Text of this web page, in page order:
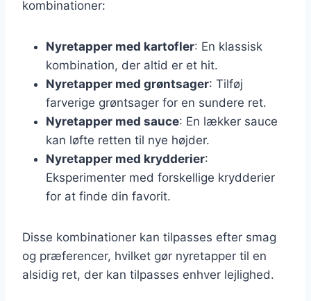
kombinationer:
Nyretapper med kartofler: En klassisk
kombination, der altid er et hit.
Nyretapper med grøntsager: Tilføj
farverige grøntsager for en sundere ret.
Nyretapper med sauce: En lækker sauce
kan løfte retten til nye højder.
Nyretapper med krydderier:
Eksperimenter med forskellige krydderier
for at finde din favorit.
Disse kombinationer kan tilpasses efter smag
og præferencer, hvilket gør nyretapper til en
alsidig ret, der kan tilpasses enhver lejlighed.